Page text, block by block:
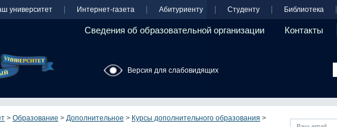
университет Интернет-газета Абитуриенту Студенту Библиотека
Сведения об образовательной организации Контакты
Версия для слабовидящих
> Образование > Дополнительное > Курсы дополнительного образования >